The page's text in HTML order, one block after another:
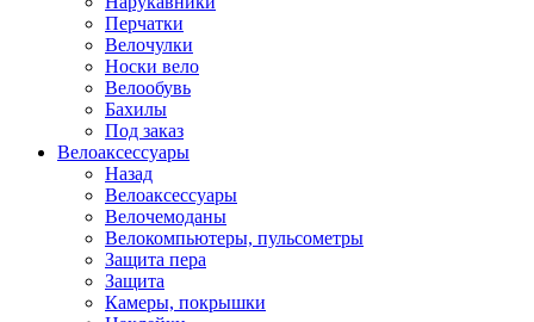
Перчатки
Велочулки
Носки вело
Велообувь
Бахилы
Под заказ
Велоаксессуары
Назад
Велоаксессуары
Велочемоданы
Велокомпьютеры, пульсометры
Защита пера
Защита
Камеры, покрышки